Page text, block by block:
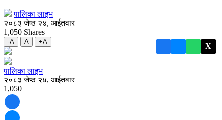
पालिका लाइभ
२०८३ जेष्ठ २४, आईतवार
1,050 Shares
X
-A A +A
पालिका लाइभ
२०८३ जेष्ठ २४, आईतवार
1,050